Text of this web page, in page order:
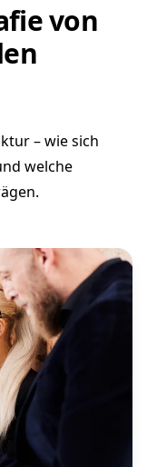
von
– wie sich
welche